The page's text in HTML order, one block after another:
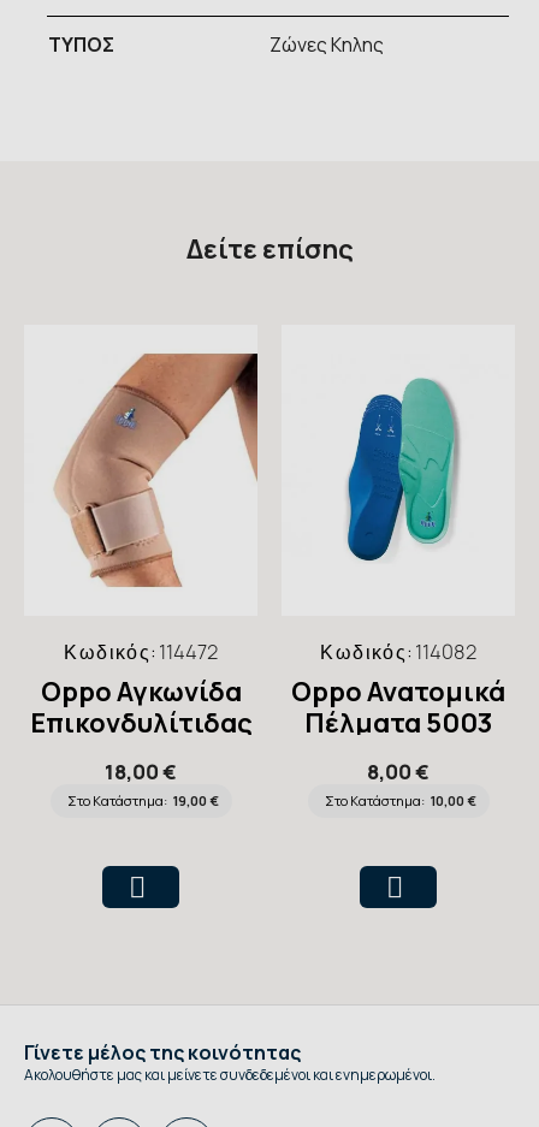
ΤΥΠOΣ Ζώνες Κηλης
Δείτε επίσης
Κωδικός: 114472
Oppo Αγκωνίδα
Επικονδυλίτιδας
1080
18,00 €
Στο Κατάστημα: 19,00 €
Κωδικός: 114082
Oppo Ανατομικά
Πέλματα 5003
8,00 €
Στο Κατάστημα: 10,00 €
Γίνετε μέλος της κοινότητας
Ακολουθήστε μας και μείνετε συνδεδεμένοι και ενημερωμένοι.